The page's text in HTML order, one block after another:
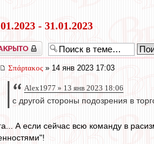
- 31.01.2023
Σπάρτακος » 14 янв 2023 17:03
Alex1977 » 13 янв 2023 18:06
с другой стороны подозрения в
А если сейчас всю команду в